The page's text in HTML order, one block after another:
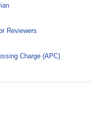
Reviewers
Charge (APC)